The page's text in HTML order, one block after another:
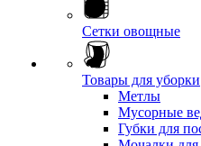
Сетки овощные
Товары для уборки
Метлы
Мусорные
Губки для